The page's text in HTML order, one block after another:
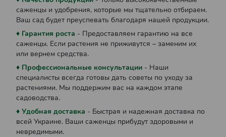
саженцы и удобрения, которые мы тщательно отбираем.
Ваш сад будет преуспевать благодаря нашей продукции.
♦ Гарантия роста - Предоставляем гарантию на все
саженцы. Если растения не приживутся – заменим их
или вернем средства.
♦ Профессиональные консультации - Наши
специалисты всегда готовы дать советы по уходу за
растениями. Мы поддержим вас на каждом этапе
садоводства.
♦ Удобная доставка - Быстрая и надежная доставка по
всей Украине. Ваши саженцы прибудут здоровыми и
невредимыми.